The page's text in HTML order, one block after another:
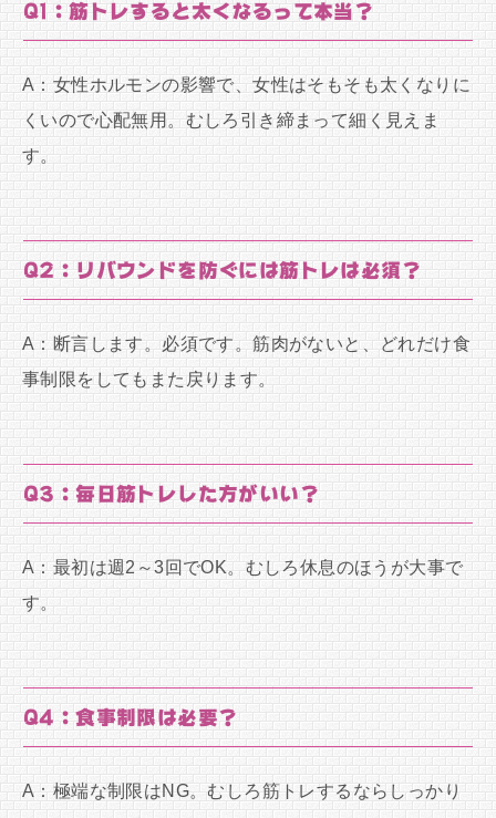
Q1：筋トレすると太くなるって本当？
A：女性ホルモンの影響で、女性はそもそも太くなりに
くいので心配無用。むしろ引き締まって細く見えま
す。
Q2：リバウンドを防ぐには筋トレは必須？
A：断言します。必須です。筋肉がないと、どれだけ食
事制限をしてもまた戻ります。
Q3：毎日筋トレした方がいい？
A：最初は週2～3回でOK。むしろ休息のほうが大事で
す。
Q4：食事制限は必要？
A：極端な制限はNG。むしろ筋トレするならしっかり